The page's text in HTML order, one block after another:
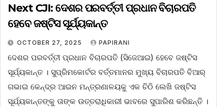
Next CJI: ଦେଶର ପରବର୍ତ୍ତୀ ପ୍ରଧାନ ବିଚାରପତି
ହେବେ ଜଷ୍ଟିସ ସୂର୍ଯ୍ୟକାନ୍ତ
OCTOBER 27, 2025 PAPIRANI
ଦେଶର ପରବର୍ତ୍ତୀ ପ୍ରଧାନ ବିଚାରପତି (ସିଜେଆଇ) ହେବେ ଜଷ୍ଟିସ
ସୂର୍ଯ୍ୟକାନ୍ତ । ସୁପ୍ରିମକୋର୍ଟର ବର୍ତ୍ତମାନର ମୁଖ୍ୟ ବିଚାରପତି ବିଆର୍
ଗଭାଇ କେନ୍ଦ୍ର ଆଇନ ମନ୍ତ୍ରଣାଳୟକୁ ଏକ ଚିଠି ଲେଖି ଜଷ୍ଟିସ
ସୂର୍ଯ୍ୟକାନ୍ତଙ୍କୁ ତାଙ୍କ ଉତ୍ତରାଧିକାରୀ ଭାବରେ ସୁପାରିଶ କରିଛନ୍ତି ।